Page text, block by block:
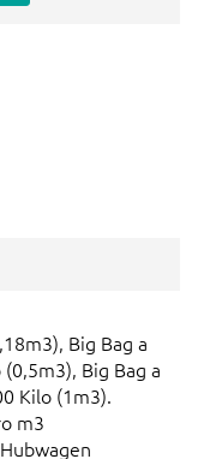
Big Bag a
Big Bag a
Kilo (1m3).
m3